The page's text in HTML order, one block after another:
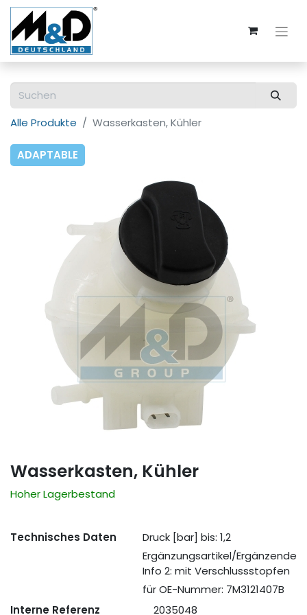
Alle Produkte Wasserkasten, Kühler
ADAPTABLE
Wasserkasten, Kühler
Hoher Lagerbestand
Technisches Daten
Druck [bar] bis: 1,2
Ergänzungsartikel/Ergänzende
Info 2: mit Verschlussstopfen
für OE-Nummer: 7M3121407B
Interne Referenz
2035048